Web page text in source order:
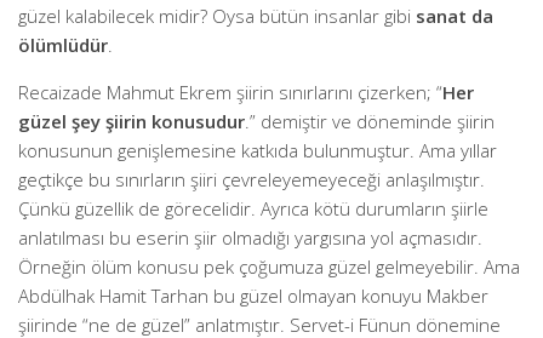
güzel kalabilecek midir? Oysa bütün insanlar gibi sanat da
ölümlüdür.
Recaizade Mahmut Ekrem şiirin sınırlarını çizerken; “Her
güzel şey şiirin konusudur.” demiştir ve döneminde şiirin
konusunun genişlemesine katkıda bulunmuştur. Ama yıllar
geçtikçe bu sınırların şiiri çevreleyemeyeceği anlaşılmıştır.
Çünkü güzellik de görecelidir. Ayrıca kötü durumların şiirle
anlatılması bu eserin şiir olmadığı yargısına yol açmasıdır.
Örneğin ölüm konusu pek çoğumuza güzel gelmeyebilir. Ama
Abdülhak Hamit Tarhan bu güzel olmayan konuyu Makber
şiirinde “ne de güzel” anlatmıştır. Servet-i Fünun dönemine